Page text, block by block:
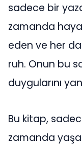
sadece bir
zamanda
eden ve her
ruh. Onun bu
duygularını
Bu kitap,
zamanda